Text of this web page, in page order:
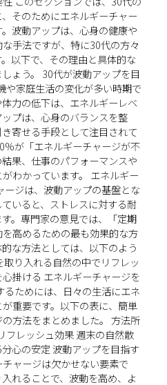
そのためにエネルギーチャー
波動アップは、心身の健康や
手法ですが、特に30代の方々
以下で、その理由と具体的な
ょう。 30代が波動アップを目
や家庭生活の変化が多い時期で
力の低下は、エネルギーレベ
プは、心身のバランスを整
寄せる手段として注目されて
が「エネルギーチャージが不
果、仕事のパフォーマンスや
わかっています。 エネルギー
ジは、波動アップの基盤とな
いると、ストレスに対する耐
。専門家の意見では、「定期
高めるための最も効果的な方
な方法としては、以下のよう
り入れる自然の中でリフレッ
掛ける エネルギーチャージを
ためには、日々の生活にエネ
重要です。以下の表に、簡単
方法をまとめました。 方法所
フレッシュ効果 週末の自然散
心の安定 波動アップを目指す
ャージは欠かせない要素で
れることで、波動を高め、よ